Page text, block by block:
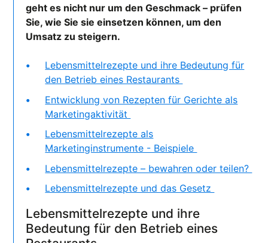
geht es nicht nur um den Geschmack – prüfen
Sie, wie Sie sie einsetzen können, um den
Umsatz zu steigern.
Lebensmittelrezepte und ihre Bedeutung für
den Betrieb eines Restaurants
Entwicklung von Rezepten für Gerichte als
Marketingaktivität
Lebensmittelrezepte als
Marketinginstrumente - Beispiele
Lebensmittelrezepte – bewahren oder teilen?
Lebensmittelrezepte und das Gesetz
Lebensmittelrezepte und ihre
Bedeutung für den Betrieb eines